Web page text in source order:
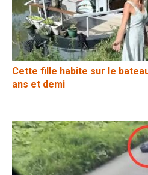
Cette fille habite sur le
ans et demi